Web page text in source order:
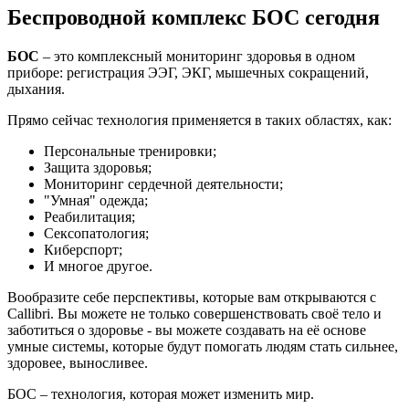
Беспроводной комплекс БОС сегодня
БОС – это комплексный мониторинг здоровья в одном
приборе: регистрация ЭЭГ, ЭКГ, мышечных сокращений,
дыхания.
Прямо сейчас технология применяется в таких областях, как:
Персональные тренировки;
Защита здоровья;
Мониторинг сердечной деятельности;
"Умная" одежда;
Реабилитация;
Сексопатология;
Киберспорт;
И многое другое.
Вообразите себе перспективы, которые вам открываются с
Callibri. Вы можете не только совершенствовать своё тело и
заботиться о здоровье - вы можете создавать на её основе
умные системы, которые будут помогать людям стать сильнее,
здоровее, выносливее.
БОС – технология, которая может изменить мир.